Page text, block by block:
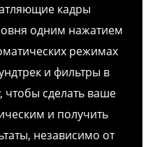
кадры
одним нажатием
режимах
и фильтры в
чтобы сделать ваше
и получить
независимо от